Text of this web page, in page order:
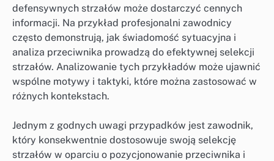
defensywnych strzałów może dostarczyć cennych
informacji. Na przykład profesjonalni zawodnicy
często demonstrują, jak świadomość sytuacyjna i
analiza przeciwnika prowadzą do efektywnej selekcji
strzałów. Analizowanie tych przykładów może ujawnić
wspólne motywy i taktyki, które można zastosować w
różnych kontekstach.
Jednym z godnych uwagi przypadków jest zawodnik,
który konsekwentnie dostosowuje swoją selekcję
strzałów w oparciu o pozycjonowanie przeciwnika i